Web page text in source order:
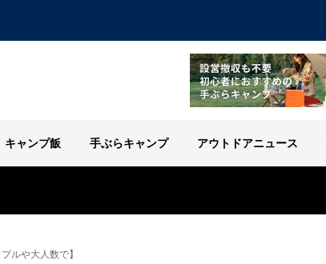
キャンプ飯 手ぶらキャンプ アウトドアニュース
ルや大人数で】